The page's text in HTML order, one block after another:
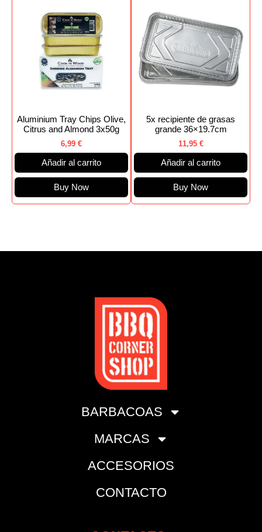
Aluminium Tray Chips Olive,
Citrus and Almond 3x50g
6,99 €
Añadir al carrito
Buy Now
5x recipiente de grasas
grande 36×19.7cm
11,95 €
Añadir al carrito
Buy Now
BARBACOAS
MARCAS
ACCESORIOS
CONTACTO